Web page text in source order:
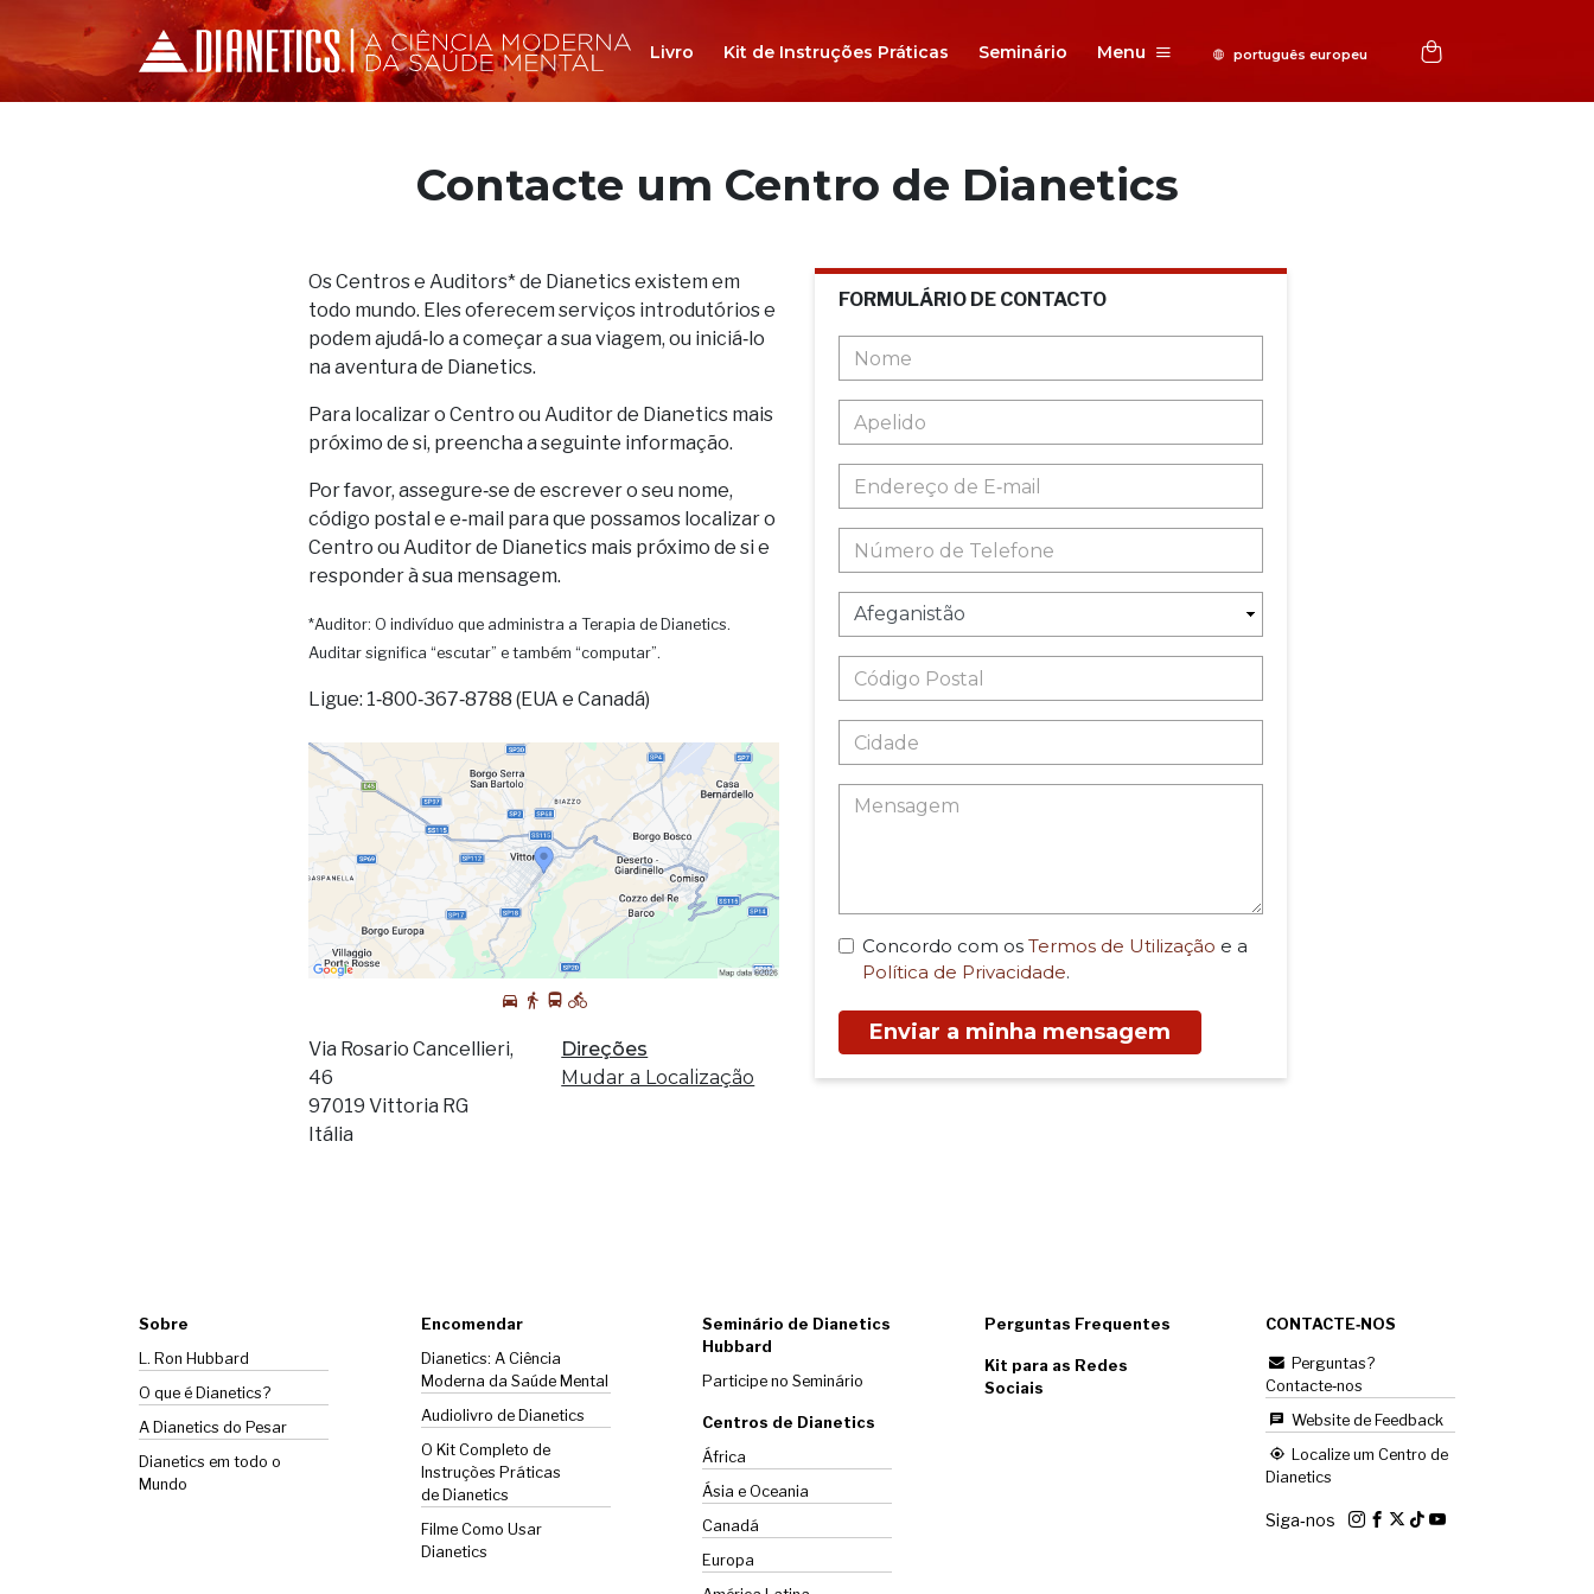
Livro Kit de Instruções Práticas Seminário Menu
Contacte um Centro de Dianetics
Os Centros e Auditors* de Dianetics existem em
todo mundo. Eles oferecem serviços introdutórios e
podem ajudá‑lo a começar a sua viagem, ou iniciá‑lo
na aventura de Dianetics.
Para localizar o Centro ou Auditor de Dianetics mais
próximo de si, preencha a seguinte informação.
Por favor, assegure‑se de escrever o seu nome,
código postal e e‑mail para que possamos localizar o
Centro ou Auditor de Dianetics mais próximo de si e
responder à sua mensagem.
*Auditor: O indivíduo que administra a Terapia de Dianetics.
Auditar significa “escutar” e também “computar”.
Ligue: 1‑800‑367‑8788 (EUA e Canadá)
Via Rosario Cancellieri,
46
97019 Vittoria RG
Itália
Direções
Mudar a Localização
FORMULÁRIO DE CONTACTO
Concordo com os Termos de Utilização e a
Política de Privacidade.
Enviar a minha mensagem
Sobre
L. Ron Hubbard
O que é Dianetics?
A Dianetics do Pesar
Dianetics em todo o
Mundo
Encomendar
Dianetics: A Ciência
Moderna da Saúde Mental
Audiolivro de Dianetics
O Kit Completo de
Instruções Práticas
de Dianetics
Filme Como Usar
Dianetics
Seminário de Dianetics
Hubbard
Participe no Seminário
Centros de Dianetics
África
Ásia e Oceania
Canadá
Europa
Perguntas Frequentes
Kit para as Redes
Sociais
CONTACTE‑NOS
Perguntas?
Contacte‑nos
Website de Feedback
Localize um Centro de
Dianetics
Siga‑nos